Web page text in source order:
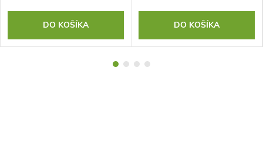
DO KOŠÍKA DO KOŠÍKA